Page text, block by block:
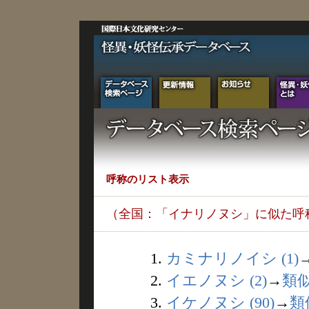
呼称のリスト表示
（全国：「イナリノヌシ」に似た呼
1. カミナリノイシ (1)
2. イエノヌシ (2)→ 類
3. イケノヌシ (90)→ 類